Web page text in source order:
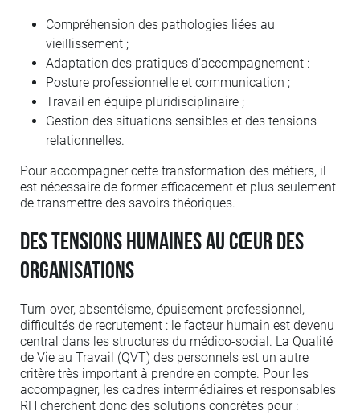
Compréhension des pathologies liées au
vieillissement ;
Adaptation des pratiques d’accompagnement :
Posture professionnelle et communication ;
Travail en équipe pluridisciplinaire ;
Gestion des situations sensibles et des tensions
relationnelles.
Pour accompagner cette transformation des métiers, il
est nécessaire de former efficacement et plus seulement
de transmettre des savoirs théoriques.
Des tensions humaines au cœur des
organisations
Turn-over, absentéisme, épuisement professionnel,
difficultés de recrutement : le facteur humain est devenu
central dans les structures du médico-social. La Qualité
de Vie au Travail (QVT) des personnels est un autre
critère très important à prendre en compte. Pour les
accompagner, les cadres intermédiaires et responsables
RH cherchent donc des solutions concrètes pour :